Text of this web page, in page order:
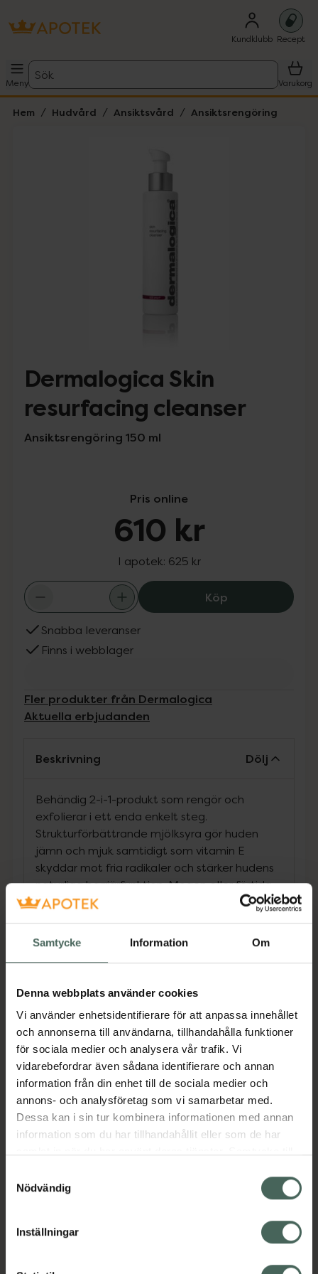
Samtycke Information Om
Denna webbplats använder cookies
Vi använder enhetsidentifierare för att anpassa innehållet
och annonserna till användarna, tillhandahålla funktioner
för sociala medier och analysera vår trafik. Vi
vidarebefordrar även sådana identifierare och annan
information från din enhet till de sociala medier och
annons- och analysföretag som vi samarbetar med.
Dessa kan i sin tur kombinera informationen med annan
information som du har tillhandahållit eller som de har
återkalla ditt samtycke via webbplatsens
cookieinställningar. Ett återkallat samtycke påverkar inte
lagligheten av behandling som skett innan återkallelsen.
Nödvändig
Inställningar
Kundklubb Recept
Meny
Sök
Varukorg
Hem Hudvård Ansiktsvård Ansiktsrengöring
Dermalogica Skin
resurfacing cleanser
Ansiktsrengöring 150 ml
Pris online
610 kr
I apotek: 625 kr
KöpDermalogica
Snabba leveranser
Finns i webblager
Fler produkter från Dermalogica
Aktuella erbjudanden
Beskrivning Dölj
Behändig 2-i-1-produkt som rengör och
exfolierar i ett enda enkelt steg.
Strukturförbättrande mjölksyra gör huden
jämn och mjuk samtidigt som vitamin E
skyddar mot fria radikaler och stärker hudens
naturliga barriärfunktion. Mogen eller förtida
åldrad hy.
Jämförpris 4166,67 kr/l
EAN:00666151010710
AnsiktsrengöringAnsiktsvård för män
Ansiktsvård för mänAnsiktsvård för män
Ansiktsvård för mänHudvårdMan
Premium hudvård
Omdömen Visa
Instruktioner Visa
Kontaktinfo tillverkare Visa